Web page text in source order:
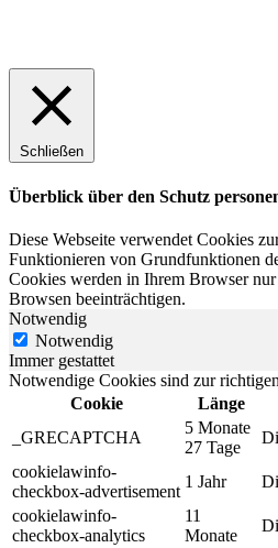
Schließen
Überblick über den Schutz
Diese Webseite verwendet Cookies
Funktionieren von Grundfunktionen
Cookies werden in Ihrem Browser
Browsen beeinträchtigen.
Notwendig
Notwendig
Immer gestattet
Notwendige Cookies sind zur
Cookie
Länge
_GRECAPTCHA
5 Monate
27 Tage
cookielawinfo-
checkbox-advertisement
1 Jahr
cookielawinfo-
checkbox-analytics
11
Monate